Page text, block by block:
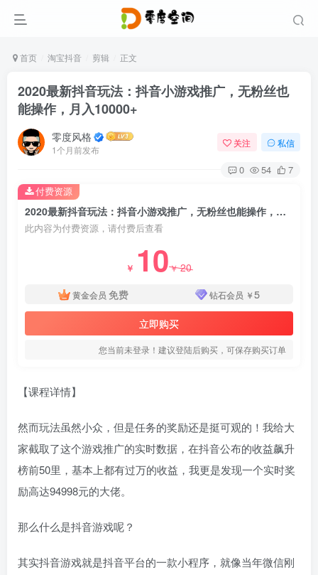
首页 淘宝抖音 剪辑 正文
2020最新抖音玩法：抖音小游戏推广，无粉丝也
能操作，月入10000+
零度风格
1个月前发布
关注 私信
0 54 7
2020最新抖音玩法：抖音小游戏推广，无粉丝也能操作，月入10000+
此内容为付费资源，请付费后查看
￥ 10￥20
黄金会员 免费 钻石会员 ￥5
立即购买
您当前未登录！建议登陆后购买，可保存购买订单
付费资源
【课程详情】
然而玩法虽然小众，但是任务的奖励还是挺可观的！我给大
家截取了这个游戏推广的实时数据，在抖音公布的收益飙升
榜前50里，基本上都有过万的收益，我更是发现一个实时奖
励高达94998元的大佬。
那么什么是抖音游戏呢？
其实抖音游戏就是抖音平台的一款小程序，就像当年微信刚